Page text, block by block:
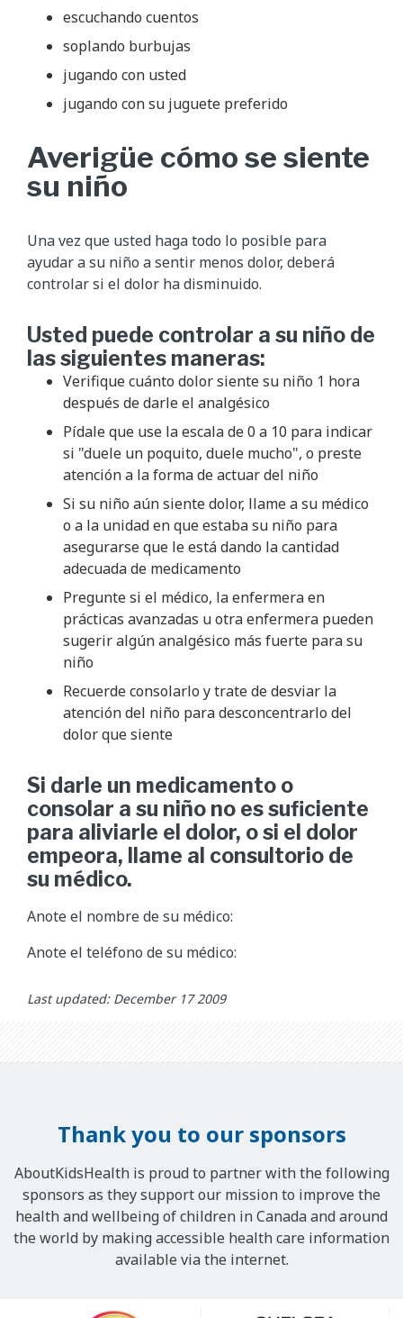
escuchando cuentos
soplando burbujas
jugando con usted
jugando con su juguete preferido
Averigüe cómo se siente
su niño
Una vez que usted haga todo lo posible para
ayudar a su niño a sentir menos dolor, deberá
controlar si el dolor ha disminuido.
Usted puede controlar a su niño de
las siguientes maneras:
Verifique cuánto dolor siente su niño 1 hora
después de darle el analgésico
Pídale que use la escala de 0 a 10 para indicar
si "duele un poquito, duele mucho", o preste
atención a la forma de actuar del niño
Si su niño aún siente dolor, llame a su médico
o a la unidad en que estaba su niño para
asegurarse que le está dando la cantidad
adecuada de medicamento
Pregunte si el médico, la enfermera en
prácticas avanzadas u otra enfermera pueden
sugerir algún analgésico más fuerte para su
niño
Recuerde consolarlo y trate de desviar la
atención del niño para desconcentrarlo del
dolor que siente
Si darle un medicamento o
consolar a su niño no es suficiente
para aliviarle el dolor, o si el dolor
empeora, llame al consultorio de
su médico.
Anote el nombre de su médico:
Anote el teléfono de su médico:
Last updated: December 17 2009
Thank you to our sponsors
AboutKidsHealth is proud to partner with the following
sponsors as they support our mission to improve the
health and wellbeing of children in Canada and around
the world by making accessible health care information
available via the internet.